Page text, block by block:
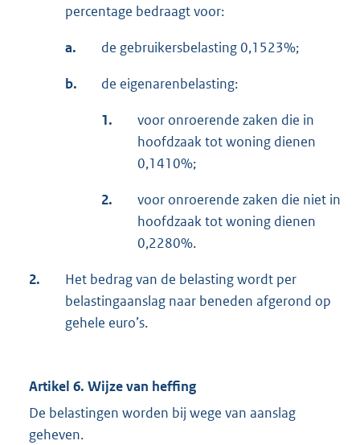
percentage bedraagt voor:
a. de gebruikersbelasting 0,1523%;
b. de eigenarenbelasting:
1.
voor onroerende zaken die in
hoofdzaak tot woning dienen
0,1410%;
2.
voor onroerende zaken die niet in
hoofdzaak tot woning dienen
0,2280%.
2.
Het bedrag van de belasting wordt per
belastingaanslag naar beneden afgerond op
gehele euro’s.
Artikel 6. Wijze van heffing
De belastingen worden bij wege van aanslag
geheven.